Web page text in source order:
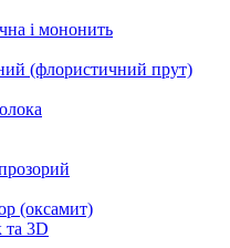
і мононить
(флористичний прут)
(оксамит)
та 3D